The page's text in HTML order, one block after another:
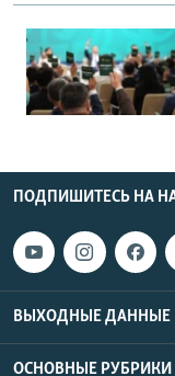
ПОДПИШИТЕСЬ НА
ВЫХОДНЫЕ ДАННЫЕ
ОСНОВНЫЕ РУБРИКИ